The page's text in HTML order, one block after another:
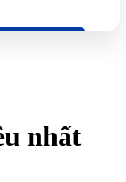
nhất